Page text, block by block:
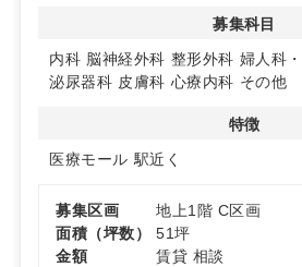
内科、脳神経外科、整形外科、婦人
器科、皮膚科、心療内科ほか幅広い
駐車場あり。詳細はお問い合わせく
募集科目
内科 脳神経外科 整形外科 婦人科
泌尿器科 皮膚科 心療内科 その他
特徴
医療モール 駅近く
募集区画
地上1階 C区画
面積（坪数）
51坪
金額
賃貸 相談